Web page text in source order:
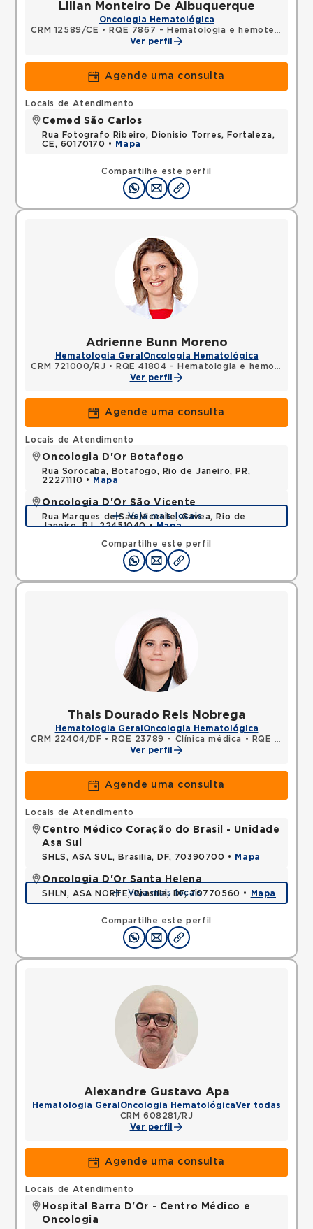
Lilian Monteiro De Albuquerque
Oncologia Hematológica
CRM 12589/CE • RQE 7867 - Hematologia e hemoterapia
Ver perfil
Agende uma consulta
Compartilhe este perfil
Locais de Atendimento
Cemed São Carlos
Rua Fotografo Ribeiro, Dionisio Torres, Fortaleza,
CE, 60170170 •
Mapa
Adrienne Bunn Moreno
Hematologia Geral Oncologia Hematológica
CRM 721000/RJ •
RQE 41804 - Hematologia e hemoterapia
Ver perfil
Agende uma consulta
Compartilhe este perfil
Locais de Atendimento
Oncologia D'Or Botafogo
Rua Sorocaba, Botafogo, Rio de Janeiro, PR,
22271110 •
Mapa
Oncologia D'Or São Vicente
Rua Marques de Sao Vicente, Gavea, Rio de
Janeiro, RJ, 22451040 •Mapa
Veja mais locais
Thais Dourado Reis Nobrega
Hematologia Geral Oncologia Hematológica
CRM 22404/DF • RQE 23789 - Clínica médica •
RQE 23790 - Hematologia e hemoterapia
Ver perfil
Agende uma consulta
Compartilhe este perfil
Locais de Atendimento
Centro Médico Coração do Brasil - Unidade
Asa Sul
SHLS, ASA SUL, Brasilia, DF, 70390700 • Mapa
Oncologia D'Or Santa Helena
SHLN, ASA NORTE, Brasilia, DF, 70770560 • Mapa
Veja mais locais
Alexandre Gustavo Apa
Hematologia Geral Oncologia HematológicaVer todas
CRM 608281/RJ
Ver perfil
Agende uma consulta
Locais de Atendimento
Hospital Barra D'Or - Centro Médico e
Oncologia